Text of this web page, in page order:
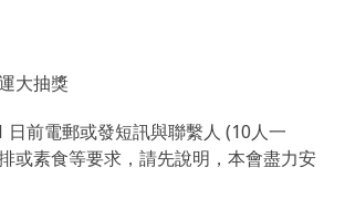
大抽獎
日前電郵或發短訊與聯繫人 (10人一
或素食等要求，請先說明，本會盡力安